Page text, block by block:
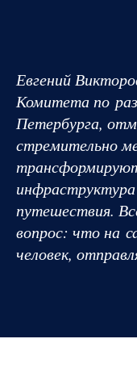
Евгений
Комитета по
Петербурга,
стремительно
путешествия.
вопрос: что на
человек,